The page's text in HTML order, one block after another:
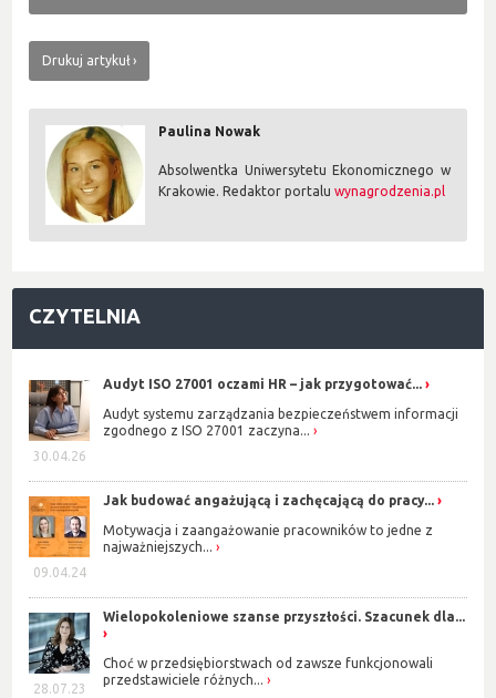
Drukuj artykuł
Paulina Nowak
Absolwentka Uniwersytetu Ekonomicznego w
Krakowie. Redaktor portaluwynagrodzenia.pl
CZYTELNIA
30.04.26
Audyt ISO 27001 oczami HR – jak przygotować...
Audyt systemu zarządzania bezpieczeństwem informacji
zgodnego z ISO 27001 zaczyna...
09.04.24
Jak budować angażującą i zachęcającą do pracy...
Motywacja i zaangażowanie pracowników to jedne z
najważniejszych...
28.07.23
Wielopokoleniowe szanse przyszłości. Szacunek dla...
Choć w przedsiębiorstwach od zawsze funkcjonowali
przedstawiciele różnych...